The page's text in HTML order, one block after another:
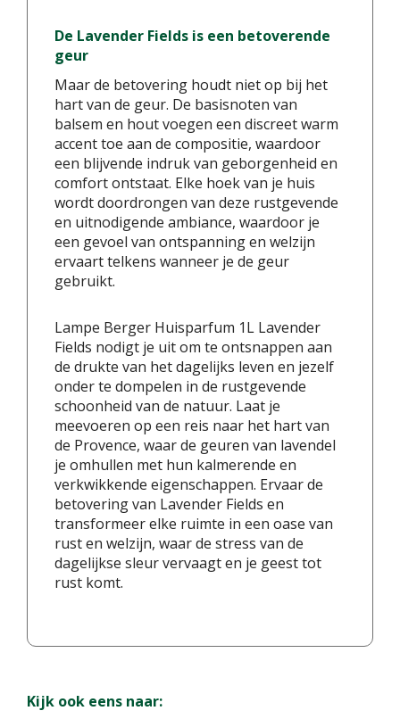
De Lavender Fields is een betoverende
geur
Maar de betovering houdt niet op bij het
hart van de geur. De basisnoten van
balsem en hout voegen een discreet warm
accent toe aan de compositie, waardoor
een blijvende indruk van geborgenheid en
comfort ontstaat. Elke hoek van je huis
wordt doordrongen van deze rustgevende
en uitnodigende ambiance, waardoor je
een gevoel van ontspanning en welzijn
ervaart telkens wanneer je de geur
gebruikt.
Lampe Berger Huisparfum 1L Lavender
Fields nodigt je uit om te ontsnappen aan
de drukte van het dagelijks leven en jezelf
onder te dompelen in de rustgevende
schoonheid van de natuur. Laat je
meevoeren op een reis naar het hart van
de Provence, waar de geuren van lavendel
je omhullen met hun kalmerende en
verkwikkende eigenschappen. Ervaar de
betovering van Lavender Fields en
transformeer elke ruimte in een oase van
rust en welzijn, waar de stress van de
dagelijkse sleur vervaagt en je geest tot
rust komt.
Kijk ook eens naar: